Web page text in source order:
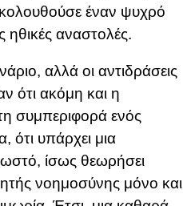
έναν ψυχρό
ηθικές αναστολές.
αλλά οι αντιδράσεις
ότι ακόμη και η
συμπεριφορά ενός
ότι υπάρχει μια
ίσως θεωρήσει
νοημοσύνης μόνο και